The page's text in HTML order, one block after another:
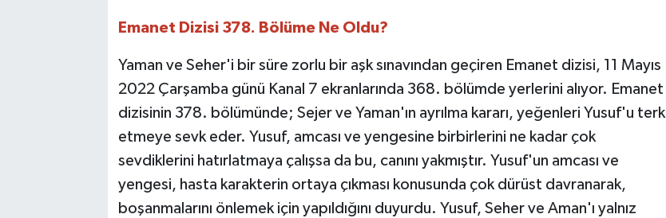
Emanet Dizisi 378. Bölüme Ne Oldu?
Yaman ve Seher'i bir süre zorlu bir aşk sınavından geçiren Emanet dizisi, 11 Mayıs
2022 Çarşamba günü Kanal 7 ekranlarında 368. bölümde yerlerini alıyor. Emanet
dizisinin 378. bölümünde; Sejer ve Yaman'ın ayrılma kararı, yeğenleri Yusuf'u terk
etmeye sevk eder. Yusuf, amcası ve yengesine birbirlerini ne kadar çok
sevdiklerini hatırlatmaya çalışsa da bu, canını yakmıştır. Yusuf'un amcası ve
yengesi, hasta karakterin ortaya çıkması konusunda çok dürüst davranarak,
boşanmalarını önlemek için yapıldığını duyurdu. Yusuf, Seher ve Aman'ı yalnız